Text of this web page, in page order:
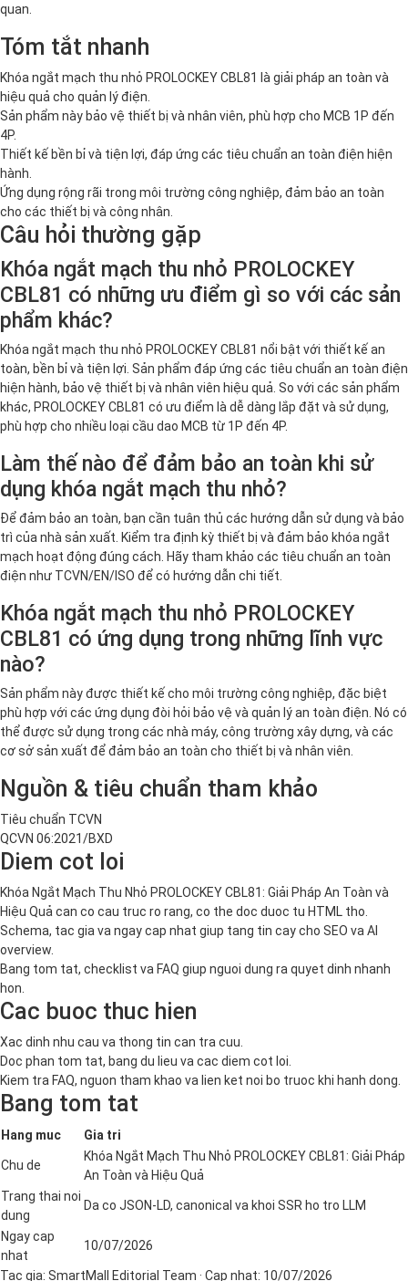
quan.
Tóm tắt nhanh
Khóa ngắt mạch thu nhỏ PROLOCKEY CBL81 là giải pháp an toàn và
hiệu quả cho quản lý điện.
Sản phẩm này bảo vệ thiết bị và nhân viên, phù hợp cho MCB 1P đến
4P.
Thiết kế bền bỉ và tiện lợi, đáp ứng các tiêu chuẩn an toàn điện hiện
hành.
Ứng dụng rộng rãi trong môi trường công nghiệp, đảm bảo an toàn
cho các thiết bị và công nhân.
Câu hỏi thường gặp
Khóa ngắt mạch thu nhỏ PROLOCKEY
CBL81 có những ưu điểm gì so với các sản
phẩm khác?
Khóa ngắt mạch thu nhỏ PROLOCKEY CBL81 nổi bật với thiết kế an
toàn, bền bỉ và tiện lợi. Sản phẩm đáp ứng các tiêu chuẩn an toàn điện
hiện hành, bảo vệ thiết bị và nhân viên hiệu quả. So với các sản phẩm
khác, PROLOCKEY CBL81 có ưu điểm là dễ dàng lắp đặt và sử dụng,
phù hợp cho nhiều loại cầu dao MCB từ 1P đến 4P.
Làm thế nào để đảm bảo an toàn khi sử
dụng khóa ngắt mạch thu nhỏ?
Để đảm bảo an toàn, bạn cần tuân thủ các hướng dẫn sử dụng và bảo
trì của nhà sản xuất. Kiểm tra định kỳ thiết bị và đảm bảo khóa ngắt
mạch hoạt động đúng cách. Hãy tham khảo các tiêu chuẩn an toàn
điện như TCVN/EN/ISO để có hướng dẫn chi tiết.
Khóa ngắt mạch thu nhỏ PROLOCKEY
CBL81 có ứng dụng trong những lĩnh vực
nào?
Sản phẩm này được thiết kế cho môi trường công nghiệp, đặc biệt
phù hợp với các ứng dụng đòi hỏi bảo vệ và quản lý an toàn điện. Nó có
thể được sử dụng trong các nhà máy, công trường xây dựng, và các
cơ sở sản xuất để đảm bảo an toàn cho thiết bị và nhân viên.
Nguồn & tiêu chuẩn tham khảo
Tiêu chuẩn TCVN
QCVN 06:2021/BXD
Diem cot loi
Khóa Ngắt Mạch Thu Nhỏ PROLOCKEY CBL81: Giải Pháp An Toàn và
Hiệu Quả can co cau truc ro rang, co the doc duoc tu HTML tho.
Schema, tac gia va ngay cap nhat giup tang tin cay cho SEO va AI
overview.
Bang tom tat, checklist va FAQ giup nguoi dung ra quyet dinh nhanh
hon.
Cac buoc thuc hien
Xac dinh nhu cau va thong tin can tra cuu.
Doc phan tom tat, bang du lieu va cac diem cot loi.
Kiem tra FAQ, nguon tham khao va lien ket noi bo truoc khi hanh dong.
Bang tom tat
Hang muc Gia tri
Chu de
Khóa Ngắt Mạch Thu Nhỏ PROLOCKEY CBL81: Giải Pháp
An Toàn và Hiệu Quả
Trang thai noi
dung
Da co JSON-LD, canonical va khoi SSR ho tro LLM
Ngay cap
nhat
10/07/2026
Tac gia: SmartMall Editorial Team · Cap nhat: 10/07/2026